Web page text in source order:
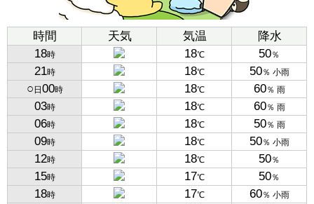
時間 天気 気温
降水
18時 18℃ 50％
21時 18℃ 50％ 小雨
○ 日 00時 18℃ 60％ 雨
03時 18℃ 60％ 雨
06時 18℃ 50％ 雨
09時 18℃ 50％ 小雨
12時 18℃ 50％
15時 17℃ 50％
18時 17℃ 60％ 小雨